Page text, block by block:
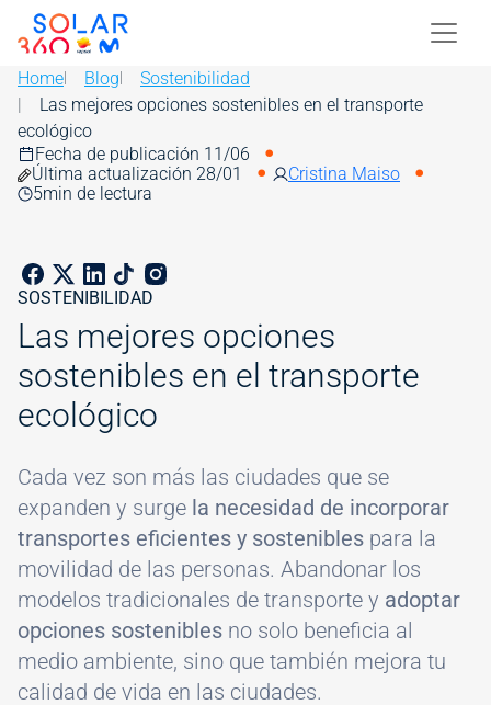
Skip to main content
Image
Home Blog
Sostenibilidad
Las mejores opciones sostenibles en el transporte
ecológico
Fecha de publicación 11/06
Última actualización 28/01
Cristina Maiso
5min de lectura
SOSTENIBILIDAD
Las mejores opciones
sostenibles en el transporte
ecológico
Cada vez son más las ciudades que se
expanden y surge la necesidad de incorporar
transportes eficientes y sostenibles para la
movilidad de las personas. Abandonar los
modelos tradicionales de transporte y adoptar
opciones sostenibles no solo beneficia al
medio ambiente, sino que también mejora tu
calidad de vida en las ciudades.